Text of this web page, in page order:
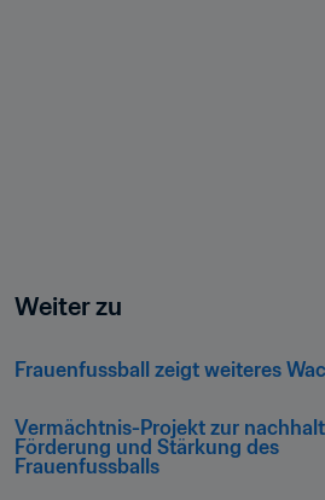
Weiter zu
Vermächtnis-Projekt zur
Förderung und Stärkung des
Frauenfussballs